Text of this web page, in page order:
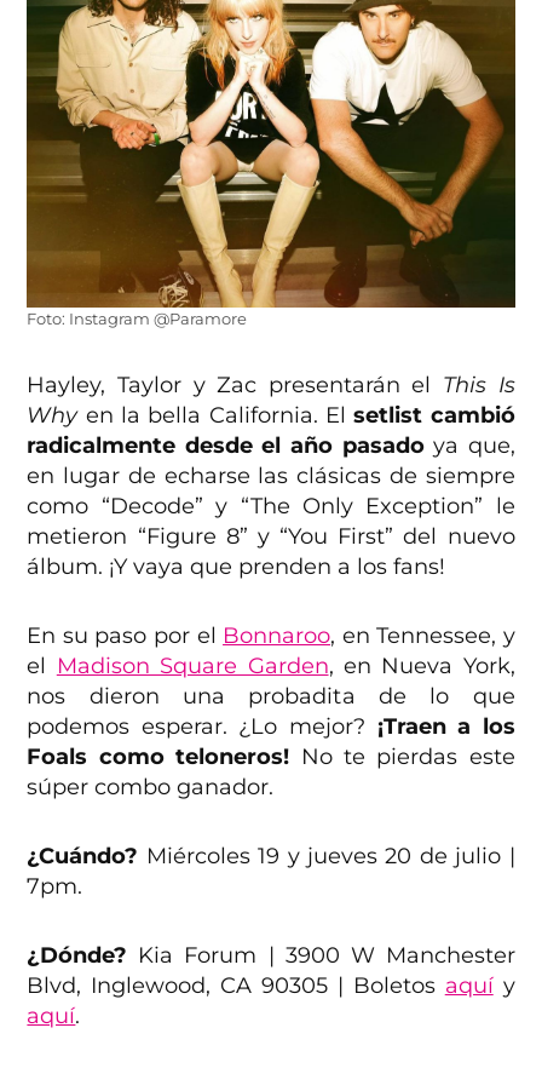
Foto: Instagram @Paramore
Hayley, Taylor y Zac presentarán el This Is
Whyen la bella California. Elsetlist cambió
radicalmente desde el año pasadoya que,
en lugar de echarse las clásicas de siempre
como “Decode” y “The Only Exception” le
metieron “Figure 8” y “You First” del nuevo
álbum. ¡Y vaya que prenden a los fans!
En su paso por el Bonnaroo, en Tennessee, y
el Madison Square Garden, en Nueva York,
nos dieron una probadita de lo que
podemos esperar. ¿Lo mejor? ¡Traen a los
Foals como teloneros! No te pierdas este
súper combo ganador.
¿Cuándo? Miércoles 19 y jueves 20 de julio |
7pm.
¿Dónde? Kia Forum | 3900 W Manchester
Blvd, Inglewood, CA 90305 | Boletos aquíy
aquí.